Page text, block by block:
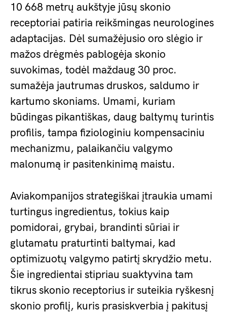
10 668 metrų aukštyje jūsų skonio
receptoriai patiria reikšmingas neurologines
adaptacijas. Dėl sumažėjusio oro slėgio ir
mažos drėgmės pablogėja skonio
suvokimas, todėl maždaug 30 proc.
sumažėja jautrumas druskos, saldumo ir
kartumo skoniams. Umami, kuriam
būdingas pikantiškas, daug baltymų turintis
profilis, tampa fiziologiniu kompensaciniu
mechanizmu, palaikančiu valgymo
malonumą ir pasitenkinimą maistu.
Aviakompanijos strategiškai įtraukia umami
turtingus ingredientus, tokius kaip
pomidorai, grybai, brandinti sūriai ir
glutamatu praturtinti baltymai, kad
optimizuotų valgymo patirtį skrydžio metu.
Šie ingredientai stipriau suaktyvina tam
tikrus skonio receptorius ir suteikia ryškesnį
skonio profilį, kuris prasiskverbia į pakitusį